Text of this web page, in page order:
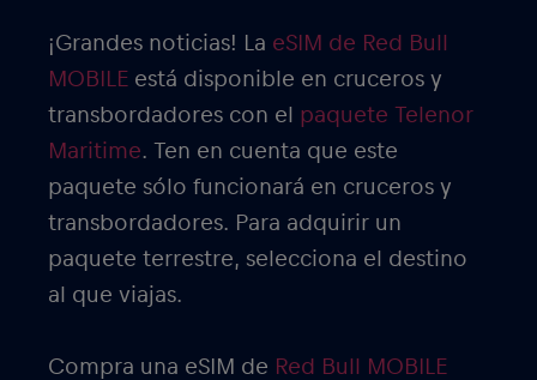
¡Grandes noticias! La eSIM de Red Bull
MOBILE está disponible en cruceros y
transbordadores con el paquete Telenor
Maritime. Ten en cuenta que este
paquete sólo funcionará en cruceros y
transbordadores. Para adquirir un
paquete terrestre, selecciona el destino
al que viajas.
Compra una eSIM de Red Bull MOBILE